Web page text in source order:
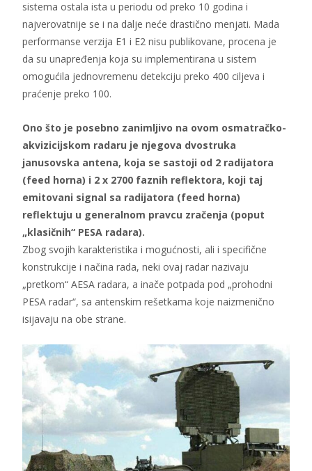
sistema ostala ista u periodu od preko 10 godina i
najverovatnije se i na dalje neće drastično menjati. Mada
performanse verzija E1 i E2 nisu publikovane, procena je
da su unapređenja koja su implementirana u sistem
omogućila jednovremenu detekciju preko 400 ciljeva i
praćenje preko 100.
Ono što je posebno zanimljivo na ovom osmatračko-
akvizicijskom radaru je njegova dvostruka
janusovska antena, koja se sastoji od 2 radijatora
(feed horna) i 2 x 2700 faznih reflektora, koji taj
emitovani signal sa radijatora (feed horna)
reflektuju u generalnom pravcu zračenja (poput
„klasičnih“ PESA radara).
Zbog svojih karakteristika i mogućnosti, ali i specifične
konstrukcije i načina rada, neki ovaj radar nazivaju
„pretkom“ AESA radara, a inače potpada pod „prohodni
PESA radar“, sa antenskim rešetkama koje naizmenično
isijavaju na obe strane.